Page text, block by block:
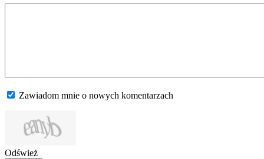
Zawiadom mnie o nowych komentarzach
Odśwież